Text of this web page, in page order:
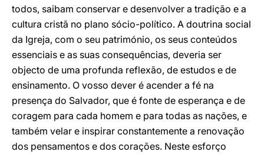
todos, saibam conservar e desenvolver a tradição e a
cultura cristã no plano sócio-político. A doutrina social
da Igreja, com o seu património, os seus conteúdos
essenciais e as suas consequências, deveria ser
objecto de uma profunda reflexão, de estudos e de
ensinamento. O vosso dever é acender a fé na
presença do Salvador, que é fonte de esperança e de
coragem para cada homem e para todas as nações, e
também velar e inspirar constantemente a renovação
dos pensamentos e dos corações. Neste esforço